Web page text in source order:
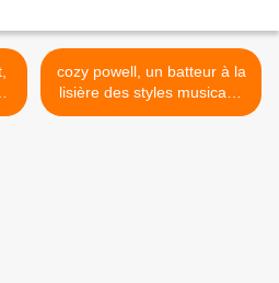
cozy powell, un batteur à la
lisière des styles musicaux
>